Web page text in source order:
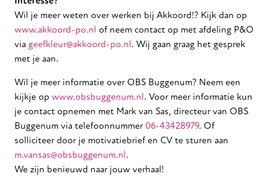
Wil je meer weten over werken bij Akkoord!? Kijk dan op
www.akkoord-po.nl of neem contact op met afdeling P&O
via geefkleur@akkoord-po.nl. Wij gaan graag het gesprek
met je aan.
Wil je meer informatie over OBS Buggenum? Neem een
kijkje op www.obsbuggenum.nl. Voor meer informatie kun
je contact opnemen met Mark van Sas, directeur van OBS
Buggenum via telefoonnummer 06-43428979. Of
solliciteer door je motivatiebrief en CV te sturen aan
m.vansas@obsbuggenum.nl.
We zijn benieuwd naar jouw verhaal!